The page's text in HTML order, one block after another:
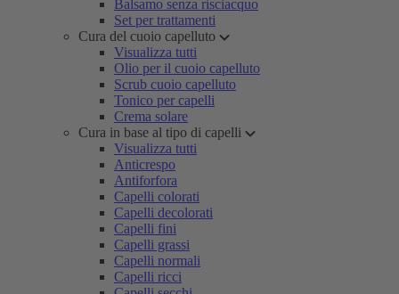
Balsamo senza risciacquo
Set per trattamenti
Cura del cuoio capelluto
Visualizza tutti
Olio per il cuoio capelluto
Scrub cuoio capelluto
Tonico per capelli
Crema solare
Cura in base al tipo di capelli
Visualizza tutti
Anticrespo
Antiforfora
Capelli colorati
Capelli decolorati
Capelli fini
Capelli grassi
Capelli normali
Capelli ricci